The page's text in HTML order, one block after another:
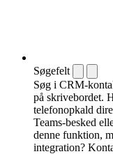
Søgefelt
Søg i CRM-
på skrivebordet.
telefonopkald
Teams-besked
denne funktion,
integration?